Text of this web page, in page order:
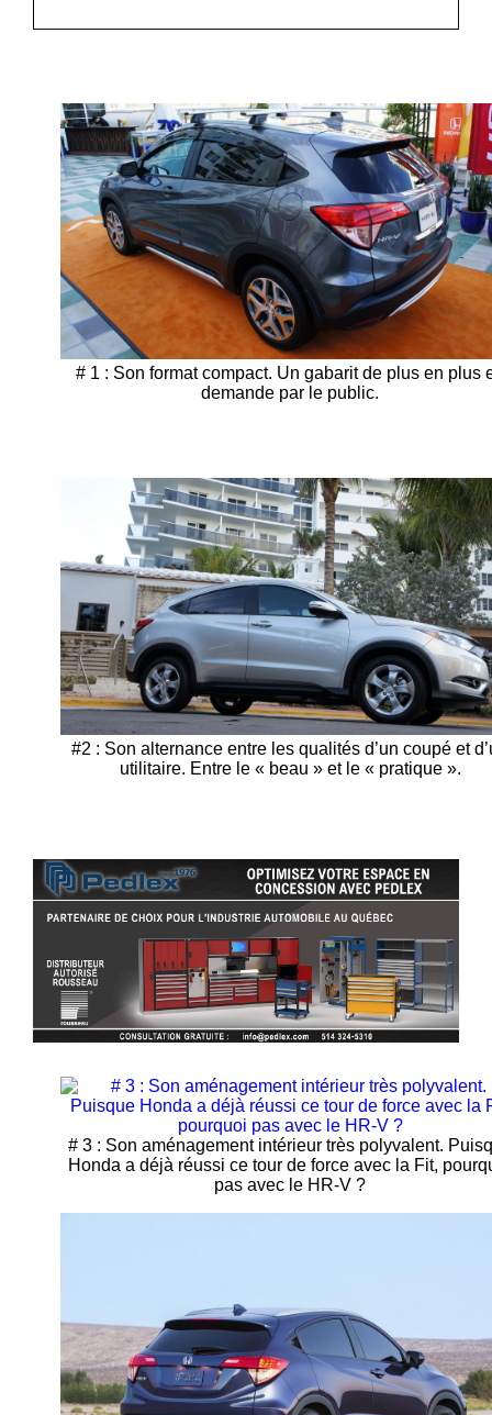
# 1 : Son format compact. Un gabarit de plus en plus
demande par le public.
#2 : Son alternance entre les qualités d’un coupé et
utilitaire. Entre le « beau » et le « pratique ».
# 3 : Son aménagement intérieur très polyvalent.
Honda a déjà réussi ce tour de force avec la Fit,
pas avec le HR-V ?